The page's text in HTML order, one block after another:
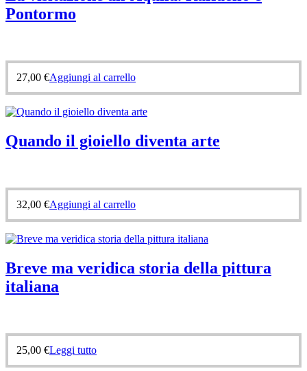
Pontormo
27,00 €Aggiungi al carrello
Quando il gioiello diventa arte
32,00 €Aggiungi al carrello
Breve ma veridica storia della pittura
italiana
25,00 €Leggi tutto